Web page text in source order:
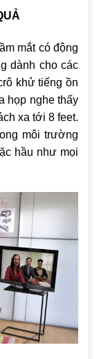
mắt có động
dành cho các
khử tiếng ồn
họp nghe thấy
xa tới 8 feet.
môi trường
hầu như mọi